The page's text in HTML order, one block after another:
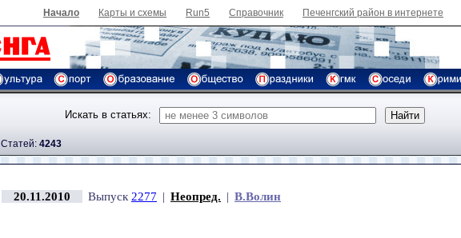
Начало Карты и схемы Run5 Справочник Печенгский район в интернете
Искать в статьях:
Cтатей: 4243
20.11.2010 Выпуск 2277 | Неопред. | В.Волин